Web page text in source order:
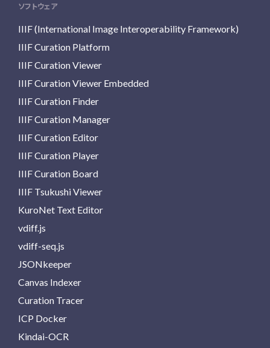
ソフトウェア
IIIF (International Image Interoperability Framework)
IIIF Curation Platform
IIIF Curation Viewer
IIIF Curation Viewer Embedded
IIIF Curation Finder
IIIF Curation Manager
IIIF Curation Editor
IIIF Curation Player
IIIF Curation Board
IIIF Tsukushi Viewer
KuroNet Text Editor
vdiff.js
vdiff-seq.js
JSONkeeper
Canvas Indexer
Curation Tracer
ICP Docker
Kindai-OCR